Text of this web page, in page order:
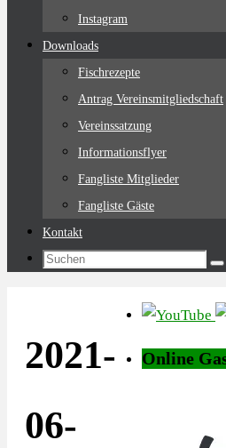
Instagram
Downloads
Fischrezepte
Antrag Vereinsmitgliedschaft
Vereinssatzung
Informationsflyer
Fangliste Mitglieder
Fangliste Gäste
Kontakt
Suchen
2021-
06-
Online